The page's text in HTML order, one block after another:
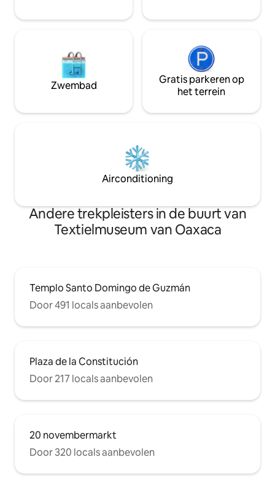
Zwembad
Gratis parkeren op
het terrein
Airconditioning
Andere trekpleisters in de buurt van
Textielmuseum van Oaxaca
Templo Santo Domingo de Guzmán
Door 491 locals aanbevolen
Plaza de la Constitución
Door 217 locals aanbevolen
20 novembermarkt
Door 320 locals aanbevolen